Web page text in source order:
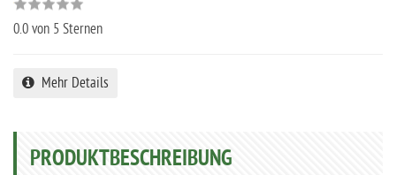
0.0 von 5 Sternen
Mehr Details
PRODUKTBESCHREIBUNG